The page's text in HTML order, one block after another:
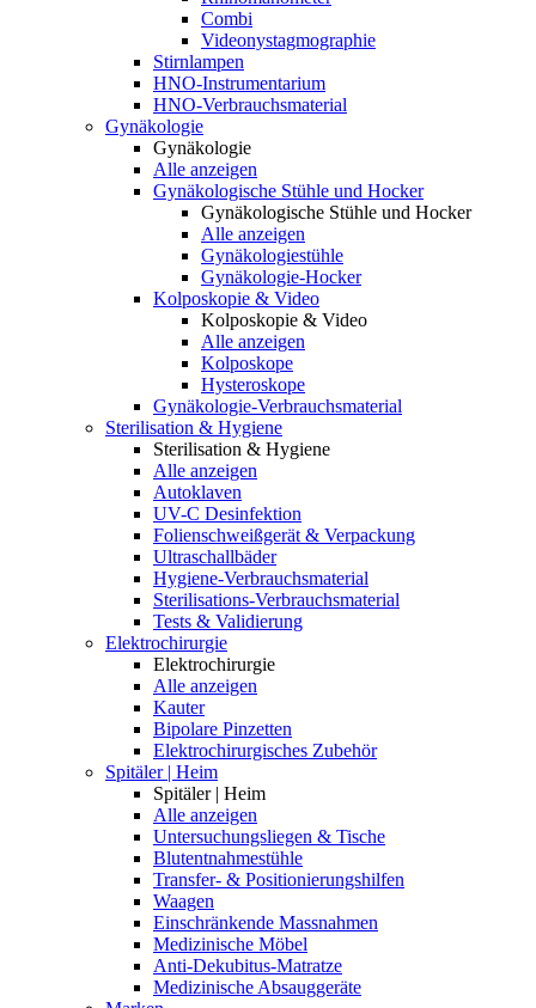
Combi
Videonystagmographie
Stirnlampen
HNO-Instrumentarium
HNO-Verbrauchsmaterial
Gynäkologie
Gynäkologie
Alle anzeigen
Gynäkologische Stühle und Hocker
Gynäkologische Stühle und Hocker
Alle anzeigen
Gynäkologiestühle
Gynäkologie-Hocker
Kolposkopie & Video
Kolposkopie & Video
Alle anzeigen
Kolposkope
Hysteroskope
Gynäkologie-Verbrauchsmaterial
Sterilisation & Hygiene
Sterilisation & Hygiene
Alle anzeigen
Autoklaven
UV-C Desinfektion
Folienschweißgerät & Verpackung
Ultraschallbäder
Hygiene-Verbrauchsmaterial
Sterilisations-Verbrauchsmaterial
Tests & Validierung
Elektrochirurgie
Elektrochirurgie
Alle anzeigen
Kauter
Bipolare Pinzetten
Elektrochirurgisches Zubehör
Spitäler | Heim
Spitäler | Heim
Alle anzeigen
Untersuchungsliegen & Tische
Blutentnahmestühle
Transfer- & Positionierungshilfen
Waagen
Einschränkende Massnahmen
Medizinische Möbel
Anti-Dekubitus-Matratze
Medizinische Absauggeräte